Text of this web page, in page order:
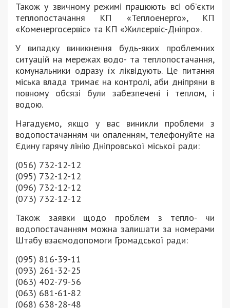
Також у звичному режимі працюють всі об’єкти
теплопостачання КП «Теплоенерго», КП
«Коменергосервіс» та КП «Жилсервіс-Дніпро».
У випадку виникнення будь-яких проблемних
ситуацій на мережах водо- та теплопостачання,
комунальники одразу їх ліквідують. Це питання
міська влада тримає на контролі, аби дніпряни в
повному обсязі були забезпечені і теплом, і
водою.
Нагадуємо, якщо у вас виникли проблеми з
водопостачанням чи опаленням, телефонуйте на
Єдину гарячу лінію Дніпровської міської ради:
(056) 732-12-12
(095) 732-12-12
(096) 732-12-12
(073) 732-12-12
Також заявки щодо проблем з тепло- чи
водопостачанням можна залишати за номерами
Штабу взаємодопомоги Громадської ради:
(095) 816-39-11
(093) 261-32-25
(063) 402-79-56
(063) 681-61-82
(068) 638-28-48